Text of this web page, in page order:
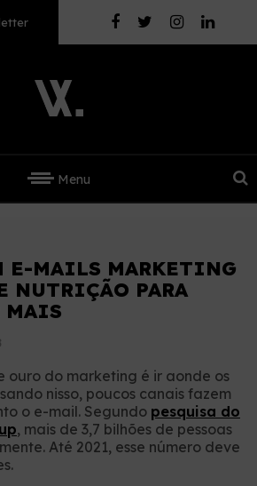
Menu
E-MAILS MARKETING
NUTRIÇÃO PARA
MAIS
ouro do marketing é ir aonde os
nisso, poucos canais fazem
o e-mail. Segundo pesquisa do
, mais de 3,7 bilhões de pessoas
Até 2021, esse número deve